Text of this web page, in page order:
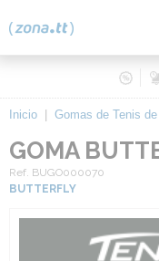
Inicio Gomas de Tenis
GOMA
Ref. BUGO000070
BUTTERFLY